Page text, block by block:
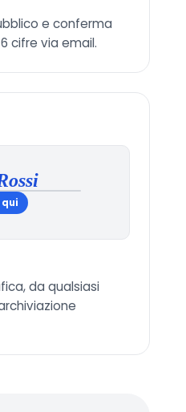
e conferma
cifre via email.
qui
da qualsiasi